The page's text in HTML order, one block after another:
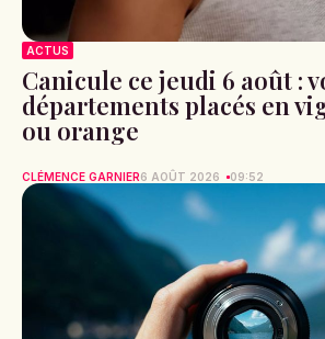
ACTUS
Canicule ce jeudi 6 août :
départements placés en
ou orange
CLÉMENCE GARNIER6 AOÛT 2026 09:52